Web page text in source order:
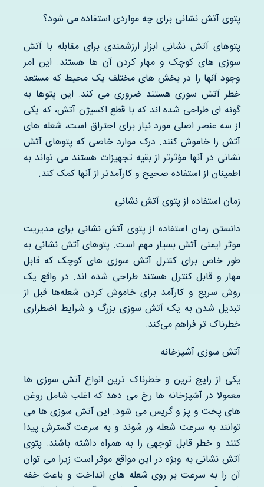
پتوی آتش نشانی برای چه مواردی استفاده می شود؟
پتوهای آتش نشانی ابزار ارزشمندی برای مقابله با آتش
سوزی های کوچک و مهار کردن آن ها هستند. این امر
وجود آنها را در بخش های مختلف یک محیط که مستعد
خطر آتش سوزی هستند ضروری می کند. این پتوها به
گونه ای طراحی شده اند که با قطع اکسیژن آتش، که یکی
از سه عنصر اصلی مورد نیاز برای احتراق است، شعله های
آتش را خاموش کنند. درک موارد خاصی که پتوهای آتش
نشانی در آنها مؤثرتر از بقیه تجهیزات هستند می تواند به
اطمینان از استفاده صحیح و کارآمدتر از آنها کمک کند.
زمان استفاده از پتوی آتش نشانی
دانستن زمان استفاده از پتوی آتش نشانی برای مدیریت
موثر ایمنی آتش بسیار مهم است. پتوهای آتش نشانی به
طور خاص برای کنترل آتش سوزی های کوچک که قابل
مهار و قابل کنترل هستند طراحی شده اند. در واقع یک
روش سریع و کارآمد برای خاموش کردن شعله‌ها قبل از
تبدیل شدن به یک آتش سوزی بزرگ و شرایط اضطراری
خطرناک تر فراهم می‌کند.
آتش سوزی آشپزخانه
یکی از رایج ترین و خطرناک ترین انواع آتش سوزی ها
معمولا در آشپزخانه ها رخ می دهد که اغلب شامل روغن
های پخت و پز و گریس می شود. این آتش سوزی ها می
توانند به سرعت شعله ور شوند و به سرعت گسترش پیدا
کنند و خطر قابل توجهی را به همراه داشته باشند. پتوی
آتش نشانی به ویژه در این مواقع موثر است زیرا می توان
آن را به سرعت بر روی شعله های انداخت و باعث خفه